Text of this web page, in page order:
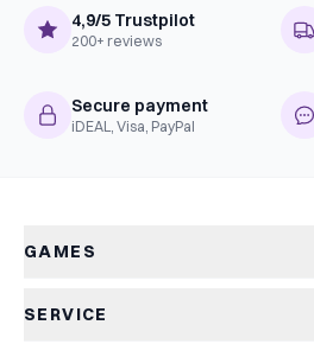
4,9/5 Trustpilot
200+ reviews
Secure payment
iDEAL, Visa, PayPal
GAMES
New arrivals
SERVICE